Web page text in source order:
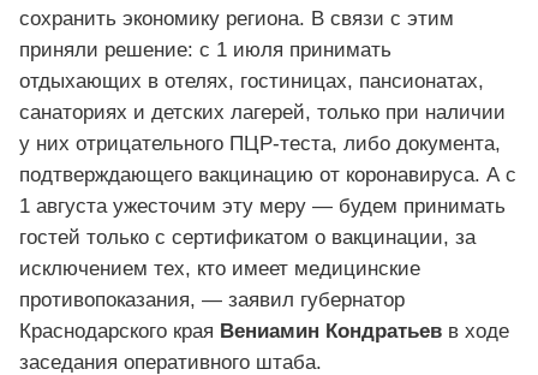
сохранить экономику региона. В связи с этим
приняли решение: с 1 июля принимать
отдыхающих в отелях, гостиницах, пансионатах,
санаториях и детских лагерей, только при наличии
у них отрицательного ПЦР-теста, либо документа,
подтверждающего вакцинацию от коронавируса. А с
1 августа ужесточим эту меру — будем принимать
гостей только с сертификатом о вакцинации, за
исключением тех, кто имеет медицинские
противопоказания, — заявил губернатор
Краснодарского края Вениамин Кондратьев в ходе
заседания оперативного штаба.